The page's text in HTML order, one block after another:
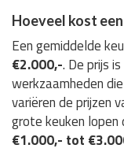
Hoeveel kost
Een gemiddelde
€2.000,-. De prijs
werkzaamheden
variëren de prijzen
grote keuken lopen
€1.000,- tot